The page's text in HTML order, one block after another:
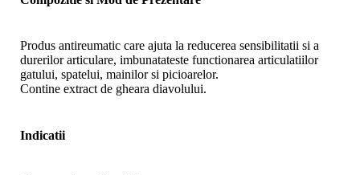
Produs antireumatic care ajuta la reducerea sensibilitatii si a
durerilor articulare, imbunatateste functionarea articulatiilor
gatului, spatelui, mainilor si picioarelor.
Contine extract de gheara diavolului.
Indicatii